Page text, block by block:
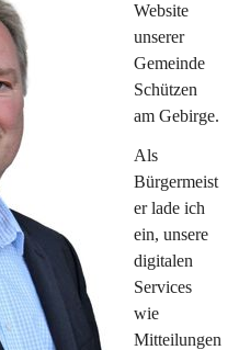
Website
unserer
Gemeinde
Schützen
am Gebirge.
Als
Bürgermeist
er lade ich
ein, unsere
digitalen
Services
wie
Mitteilungen